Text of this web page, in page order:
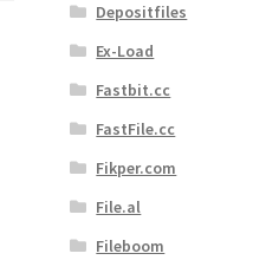
Depositfiles
Ex-Load
Fastbit.cc
FastFile.cc
Fikper.com
File.al
Fileboom